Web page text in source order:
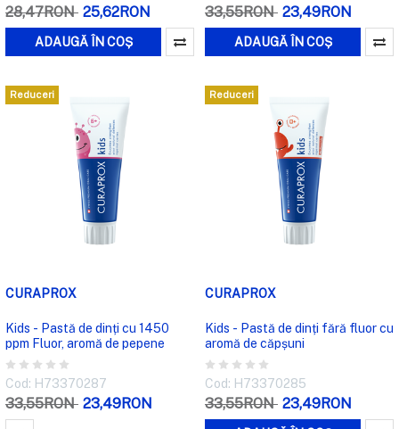
28,47RON 25,62RON
ADAUGĂ ÎN COȘ
33,55RON 23,49RON
ADAUGĂ ÎN COȘ
Reduceri
CURAPROX
Kids - Pastă de dinți cu 1450
ppm Fluor, aromă de pepene
Cod: H73370287
33,55RON 23,49RON
Reduceri
CURAPROX
Kids - Pastă de dinți fără fluor cu
aromă de căpșuni
Cod: H73370285
33,55RON 23,49RON